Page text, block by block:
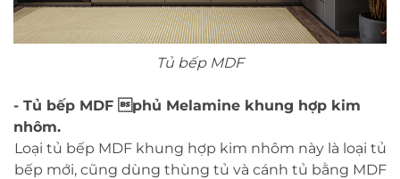
Tủ bếp MDF
- Tủ bếp MDF phủ Melamine khung hợp kim
nhôm.
Loại tủ bếp MDF khung hợp kim nhôm này là loại tủ
bếp mới, cũng dùng thùng tủ và cánh tủ bằng MDF